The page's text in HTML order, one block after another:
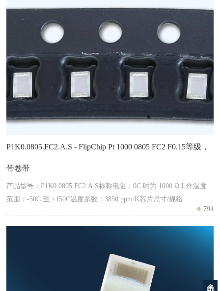
P1K0.0805.FC2.A.S - FlipChip Pt 1000 0805 FC2 F0.15等级，
带卷带
产品型号：P1K0.0805.FC2.A.S标称电阻：0C 时为 1000 Ω工作温度
范围：-50C 至 +150C温度系数：3850 ppm/K芯片尺寸/规格
794